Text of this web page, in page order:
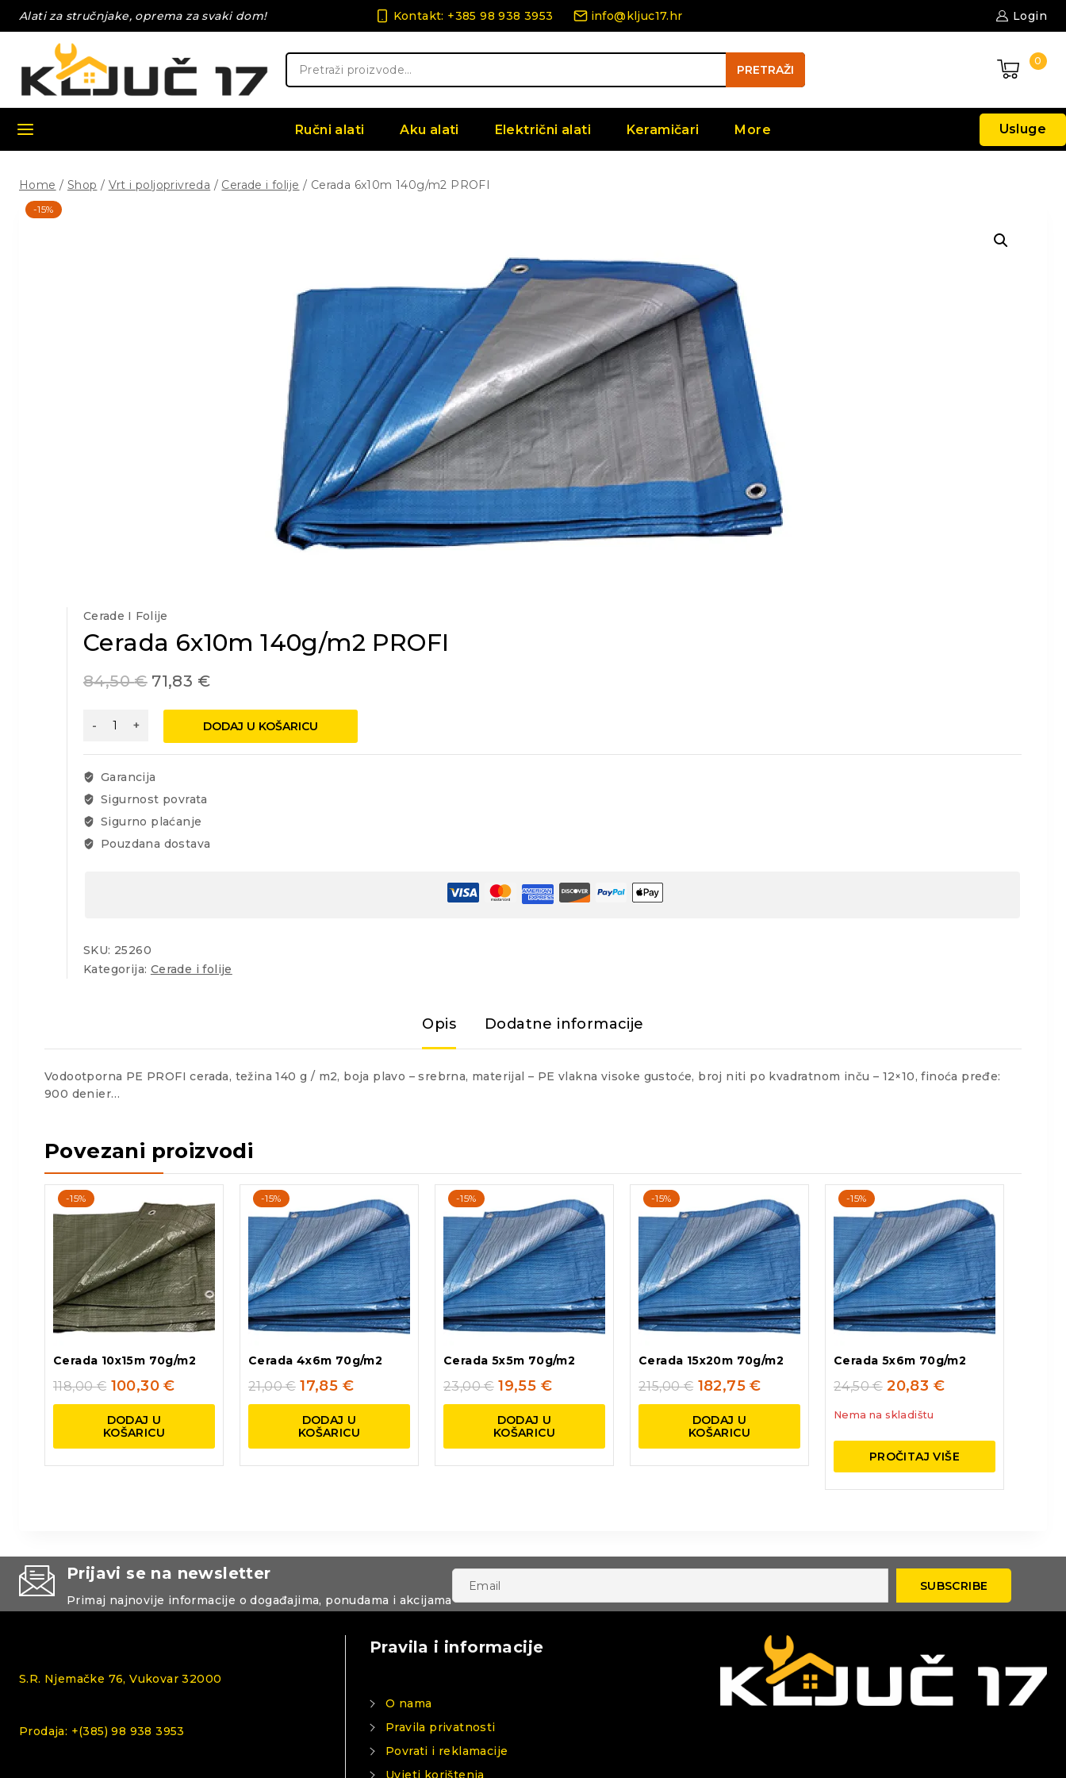
Alati za stručnjake, oprema za svaki dom! Kontakt: +385 98 938 3953 info@kljuc17.hr Login
Pretraži:
PRETRAŽI
0
Ručni alati Aku alati Električni alati Keramičari More Usluge
Home / Shop / Vrt i poljoprivreda / Cerade i folije / Cerada 6x10m 140g/m2 PROFI
-15%
Cerade I Folije
Cerada 6x10m 140g/m2 PROFI
84,50€ 71,83 €
Cerada
140g/m2
PROFI
količina
DODAJ U KOŠARICU
Garancija
Sigurnost povrata
Sigurno plaćanje
Pouzdana dostava
SKU: 25260
Kategorija: Cerade i folije
Opis Dodatne informacije
Vodootporna PE PROFI cerada, težina 140 g / m2, boja plavo – srebrna, materijal – PE vlakna visoke gustoće, broj niti po kvadratnom inču – 12×10, finoća pređe:
900 denier…
Povezani proizvodi
-15%
Cerada 10x15m 70g/m2
118,00€ 100,30€
DODAJ U
KOŠARICU
-15%
Cerada 4x6m 70g/m2
21,00€ 17,85 €
DODAJ U
KOŠARICU
-15%
Cerada 5x5m 70g/m2
23,00€ 19,55 €
DODAJ U
KOŠARICU
-15%
Cerada 15x20m 70g/m2
215,00€ 182,75€
DODAJ U
KOŠARICU
-15%
Cerada 5x6m 70g/m2
24,50€ 20,83 €
Nema na skladištu
PROČITAJ VIŠE
Prijavi se na newsletter
Primaj najnovije informacije o događajima, ponudama i akcijama
S.R. Njemačke 76, Vukovar 32000
Prodaja: +(385) 98 938 3953
Pravila i informacije
O nama
Pravila privatnosti
Povrati i reklamacije
Uvjeti korištenja